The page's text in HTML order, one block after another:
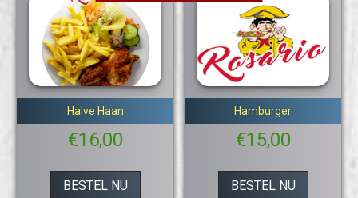
Halve Haan
€16,00
BESTEL NU
Hamburger
€15,00
BESTEL NU